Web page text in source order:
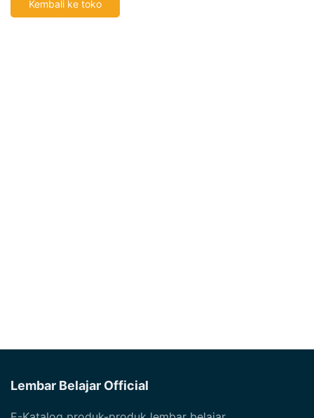
Kembali ke toko
Lembar Belajar Official